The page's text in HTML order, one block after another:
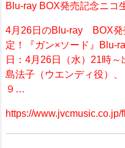
Blu-ray BOX発売記念ニコ
4月26日のBlu-ray BOX発
定！『ガン×ソード』Blu-
日：4月26日（水）21時
島法子（ウエンディ役
９…
https://